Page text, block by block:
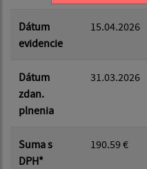
Dátum
evidencie
15.04.2026
Dátum
zdan.
plnenia
31.03.2026
Suma s
DPH*
190.59 €